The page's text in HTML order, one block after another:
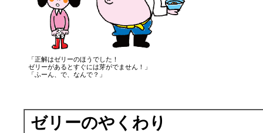
「正解はゼリーのほうでした！
ゼリーがあるとすぐには芽がでません！」
「ふーん、で、なんで？」
ゼリーのやくわり